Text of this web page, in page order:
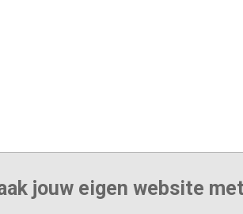
jouw eigen website met